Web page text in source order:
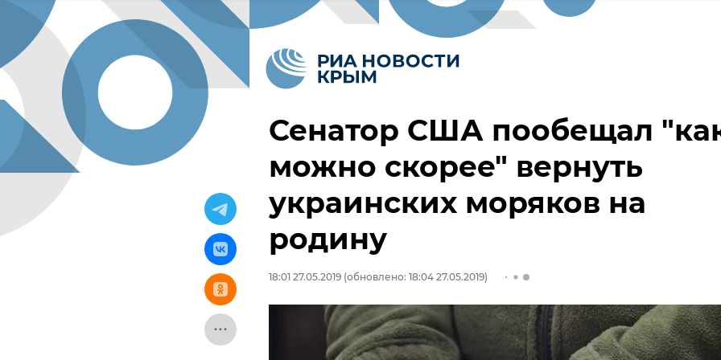
Сенатор США пообещал
можно скорее" вернуть
украинских моряков на
родину
18:01 27.05.2019 (обновлено: 18:04 27.05.2019)